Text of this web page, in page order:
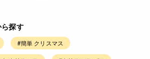
探す
#簡単 クリスマス